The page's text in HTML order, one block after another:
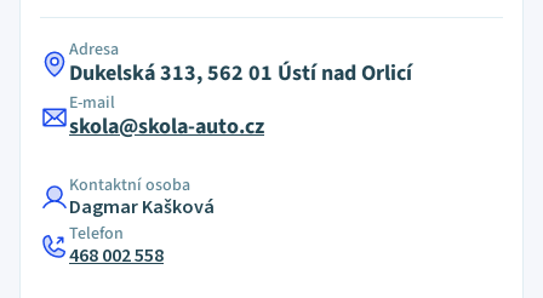
Adresa
Dukelská 313, 562 01 Ústí nad Orlicí
E-mail
skola@skola-auto.cz
Kontaktní osoba
Dagmar Kašková
Telefon
468 002 558